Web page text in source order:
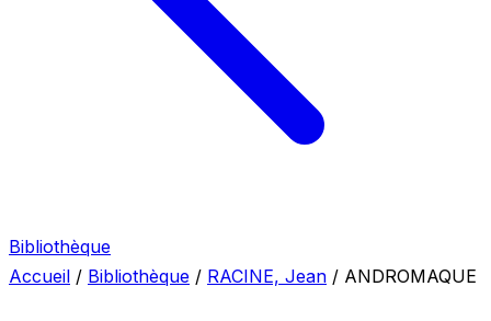
Bibliothèque
Accueil / Bibliothèque / RACINE, Jean / ANDROMAQUE